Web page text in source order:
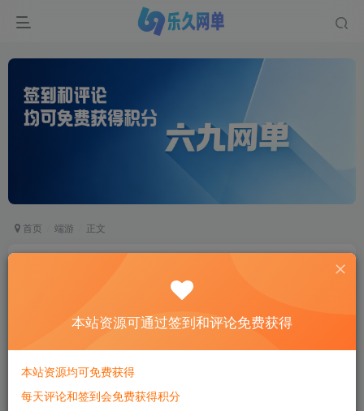
首页 端游 正文
DNF地下城与勇士单机版110级神话版4.0全主线任
务龙之庭院机械七战神实验室
六九网单
2个月前更新
关注
13 1.4W+ 978
付费资源
本站资源可通过签到和评论免费获得
本站资源均可免费获得
每天评论和签到会免费获得积分